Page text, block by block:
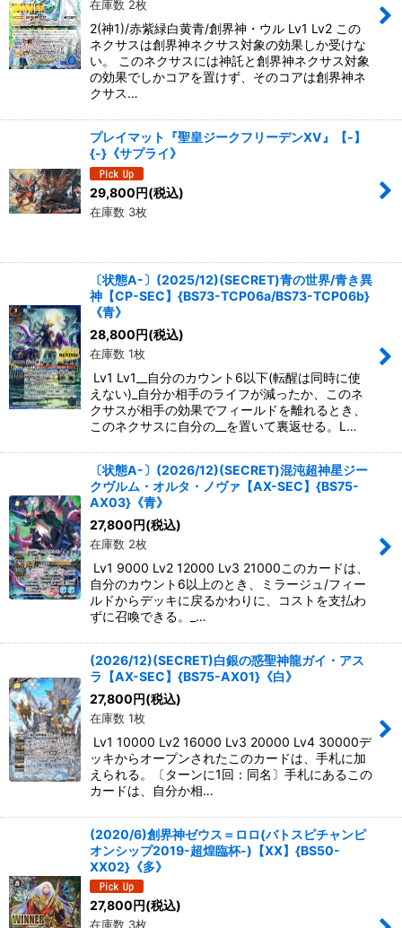
在庫数 2枚
2(神1)/赤紫緑白黄青/創界神・ウル Lv1 Lv2 この
ネクサスは創界神ネクサス対象の効果しか受けな
い。 このネクサスには神託と創界神ネクサス対象
の効果でしかコアを置けず、そのコアは創界神ネ
クサス…
プレイマット『聖皇ジークフリーデンXV』【-】
{-}《サプライ》
29,800円(税込)
在庫数 3枚
〔状態A-〕(2025/12)(SECRET)青の世界/青き異
神【CP-SEC】{BS73-TCP06a/BS73-TCP06b}
《青》
28,800円(税込)
在庫数 1枚
Lv1 Lv1__自分のカウント6以下(転醒は同時に使
えない)_自分か相手のライフが減ったか、このネ
クサスが相手の効果でフィールドを離れるとき、
このネクサスに自分の__を置いて裏返せる。L…
〔状態A-〕(2026/12)(SECRET)混沌超神星ジー
クヴルム・オルタ・ノヴァ【AX-SEC】{BS75-
AX03}《青》
27,800円(税込)
在庫数 2枚
Lv1 9000 Lv2 12000 Lv3 21000このカードは、
自分のカウント6以上のとき、ミラージュ/フィー
ルドからデッキに戻るかわりに、コストを支払わ
ずに召喚できる。_…
(2026/12)(SECRET)白銀の惑聖神龍ガイ・アス
ラ【AX-SEC】{BS75-AX01}《白》
27,800円(税込)
在庫数 1枚
Lv1 10000 Lv2 16000 Lv3 20000 Lv4 30000デ
ッキからオープンされたこのカードは、手札に加
えられる。〔ターンに1回：同名〕手札にあるこの
カードは、自分か相…
(2020/6)創界神ゼウス＝ロロ(バトスピチャンピ
オンシップ2019-超煌臨杯-)【XX】{BS50-
XX02}《多》
27,800円(税込)
在庫数 3枚